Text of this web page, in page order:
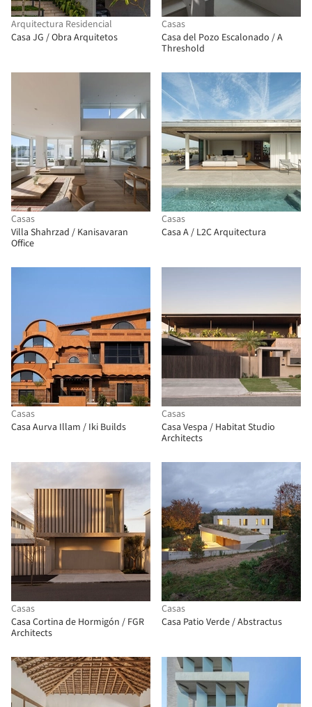
Arquitectura Residencial
Casa JG / Obra Arquitetos
Casas
Casa del Pozo Escalonado / A
Threshold
Casas
Villa Shahrzad / Kanisavaran
Office
Casas
Casa A / L2C Arquitectura
Casas
Casa Aurva Illam / Iki Builds
Casas
Casa Vespa / Habitat Studio
Architects
Casas
Casa Cortina de Hormigón / FGR
Architects
Casas
Casa Patio Verde / Abstractus